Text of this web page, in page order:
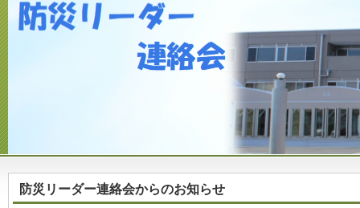
防災リーダー連絡会からのお知らせ